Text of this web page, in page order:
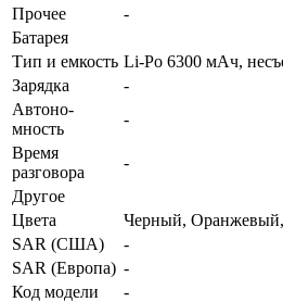
Прочее
-
Батарея
Тип и емкость Li-Po 6300 мАч,
Зарядка
-
Автоно­
мность
-
Время
разговора
-
Другое
Цвета
Черный,
SAR (США)
-
SAR (Европа) -
Код модели
-